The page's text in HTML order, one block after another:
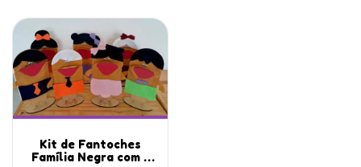
Kit de Fantoches
Família Negra com 6